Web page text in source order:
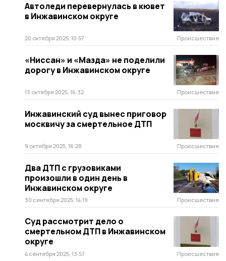
Автоледи перевернулась в кювет
в Инжавинском округе
20 октября 2025, 10:57 Происшествие
«Ниссан» и «Мазда» не поделили
дорогу в Инжавинском округе
13 октября 2025, 16:32 Происшествие
Инжавинский суд вынес приговор
москвичу за смертельное ДТП
9 октября 2025, 16:28 Происшествие
Два ДТП с грузовиками
произошли в один день в
Инжавинском округе
30 сентября 2025, 14:19 Происшествие
Cуд рассмотрит дело о
смертельном ДТП в Инжавинском
округе
4 сентября 2025, 13:57 Происшествие